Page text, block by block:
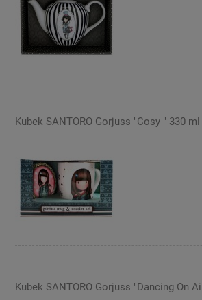
Kubek SANTORO Gorjuss "Cosy " 330 ml
Kubek SANTORO Gorjuss "Dancing On